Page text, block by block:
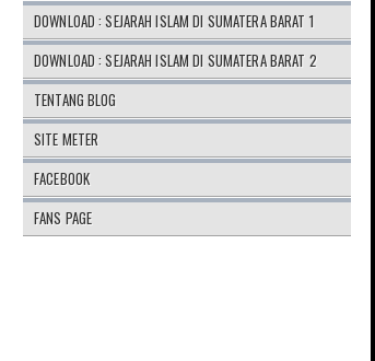
DOWNLOAD : SEJARAH ISLAM DI SUMATERA BARAT 1
DOWNLOAD : SEJARAH ISLAM DI SUMATERA BARAT 2
TENTANG BLOG
SITE METER
FACEBOOK
FANS PAGE